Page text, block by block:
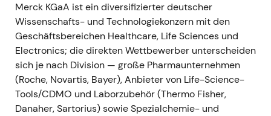
Investoren maßen der anhaltend hohen Nachfrage
nach Laborverbrauchsmaterialien und Reagenzien
zunehmend Bedeutung bei.[2],[8]- Technisch:
Positiver Impuls für die Kurserholung und
Bestandteil des breiteren Aufwärtstrends im Jahr
2021, getragen von der Life-Science-Nachfrage.[2],
[8]
Merck KGaA ist ein diversifizierter deutscher
Wissenschafts- und Technologiekonzern mit den
Geschäftsbereichen Healthcare, Life Sciences und
Electronics; die direkten Wettbewerber unterscheiden
sich je nach Division — große Pharmaunternehmen
(Roche, Novartis, Bayer), Anbieter von Life-Science-
Tools/CDMO und Laborzubehör (Thermo Fisher,
Danaher, Sartorius) sowie Spezialchemie- und